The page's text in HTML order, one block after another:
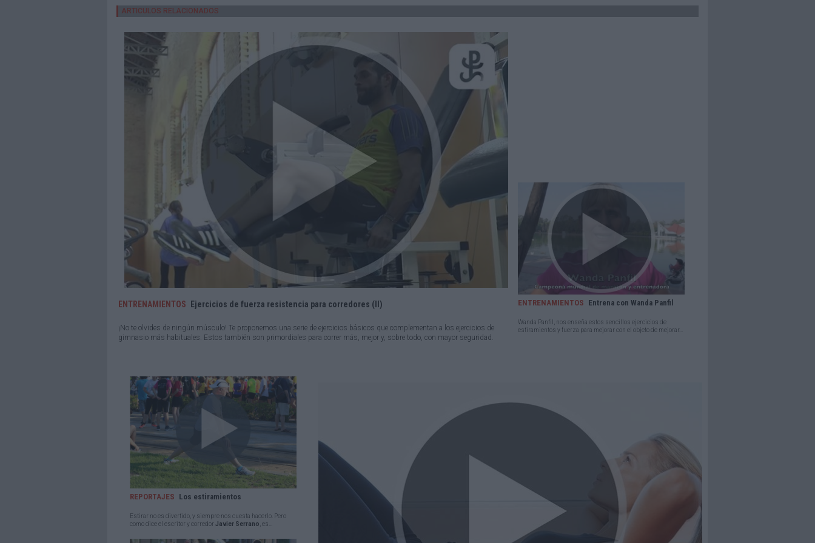
ARTICULOS RELACIONADOS
ENTRENAMIENTOS Ejercicios de fuerza resistencia para corredores (II)
¡No te olvides de ningún músculo! Te proponemos una serie de ejercicios básicos que complementan a los ejercicios de
gimnasio más habituales. Estos también son primordiales para correr más, mejor y, sobre todo, con mayor seguridad.
ENTRENAMIENTOS Entrena con Wanda Panfil
Wanda Panfil, nos enseña estos sencillos ejercicios de
estiramientos y fuerza para mejorar con el objeto de mejorar...
REPORTAJES Los estiramientos
Estirar no es divertido, y siempre nos cuesta hacerlo. Pero
como dice el escritor y corredor Javier Serrano , es...